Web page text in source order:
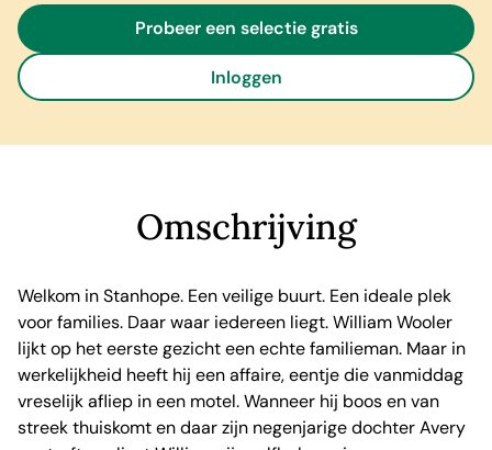
Probeer een selectie gratis
Inloggen
Omschrijving
Welkom in Stanhope. Een veilige buurt. Een ideale plek
voor families. Daar waar iedereen liegt. William Wooler
lijkt op het eerste gezicht een echte familieman. Maar in
werkelijkheid heeft hij een affaire, eentje die vanmiddag
vreselijk afliep in een motel. Wanneer hij boos en van
streek thuiskomt en daar zijn negenjarige dochter Avery